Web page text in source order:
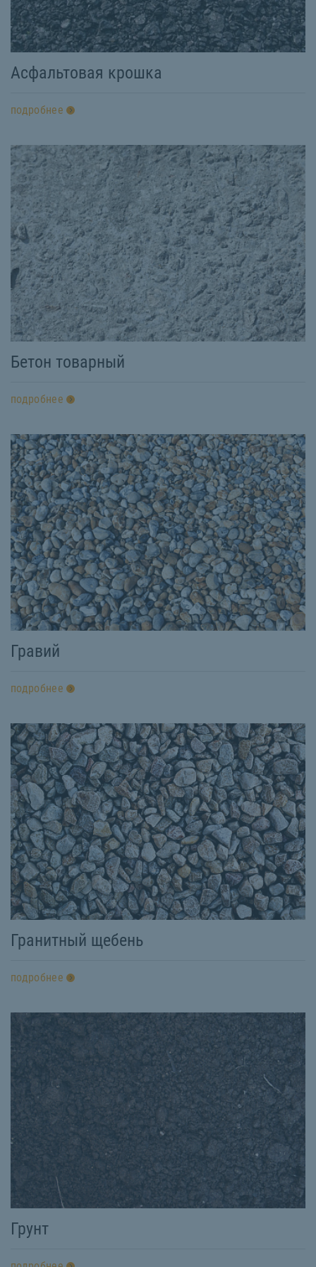
Асфальтовая крошка
подробнее
Бетон товарный
подробнее
Гравий
подробнее
Гранитный щебень
подробнее
Грунт